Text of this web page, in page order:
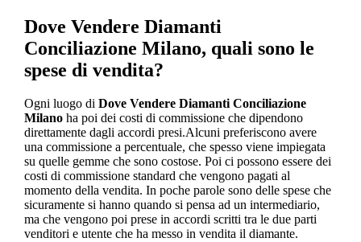
Dove Vendere Diamanti
Conciliazione Milano, quali sono le
spese di vendita?
Ogni luogo di Dove Vendere Diamanti Conciliazione
Milanoha poi dei costi di commissione che dipendono
direttamente dagli accordi presi.Alcuni preferiscono avere
una commissione a percentuale, che spesso viene impiegata
su quelle gemme che sono costose. Poi ci possono essere dei
costi di commissione standard che vengono pagati al
momento della vendita. In poche parole sono delle spese che
sicuramente si hanno quando si pensa ad un intermediario,
ma che vengono poi prese in accordi scritti tra le due parti
venditori e utente che ha messo in vendita il diamante.